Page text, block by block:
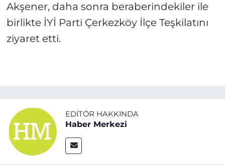
Akşener, daha sonra beraberindekiler ile
birlikte İYİ Parti Çerkezköy İlçe Teşkilatını
ziyaret etti.
EDITÖR HAKKINDA
Haber Merkezi